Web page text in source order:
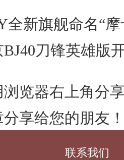
全新旗舰命名“
浏览器右上角分
分享给您的朋友
联系我们